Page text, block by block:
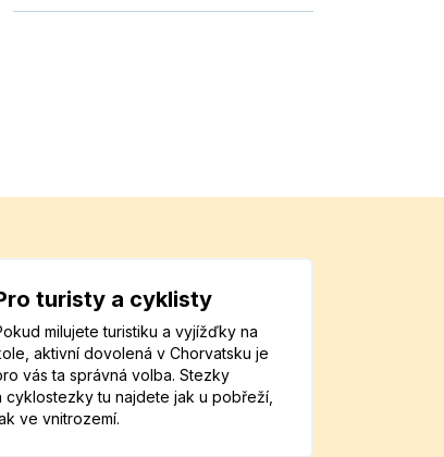
turisty a cyklisty
milujete turistiku a vyjížďky na
aktivní dovolená v Chorvatsku je
vás ta správná volba. Stezky
cyklostezky tu najdete jak u pobřeží,
ve vnitrozemí.